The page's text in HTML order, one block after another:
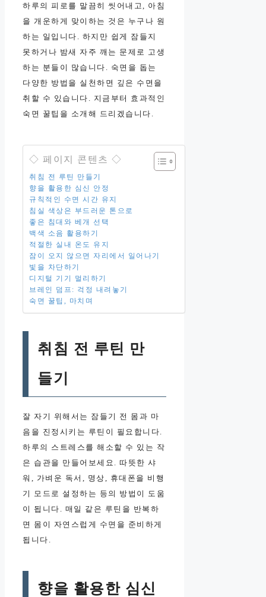
하루의 피로를 말끔히 씻어내고, 아침
을 개운하게 맞이하는 것은 누구나 원
하는 일입니다. 하지만 쉽게 잠들지
못하거나 밤새 자주 깨는 문제로 고생
하는 분들이 많습니다. 숙면을 돕는
다양한 방법을 실천하면 깊은 수면을
취할 수 있습니다. 지금부터 효과적인
숙면 꿀팁을 소개해 드리겠습니다.
◇ 페이지 콘텐츠 ◇
취침 전 루틴 만들기
향을 활용한 심신 안정
규칙적인 수면 시간 유지
침실 색상은 부드러운 톤으로
좋은 침대와 베개 선택
백색 소음 활용하기
적절한 실내 온도 유지
잠이 오지 않으면 자리에서 일어나기
빛을 차단하기
디지털 기기 멀리하기
브레인 덤프: 걱정 내려놓기
숙면 꿀팁, 마치며
취침 전 루틴 만
들기
잘 자기 위해서는 잠들기 전 몸과 마
음을 진정시키는 루틴이 필요합니다.
하루의 스트레스를 해소할 수 있는 작
은 습관을 만들어보세요. 따뜻한 샤
워, 가벼운 독서, 명상, 휴대폰을 비행
기 모드로 설정하는 등의 방법이 도움
이 됩니다. 매일 같은 루틴을 반복하
면 몸이 자연스럽게 수면을 준비하게
됩니다.
향을 활용한 심신